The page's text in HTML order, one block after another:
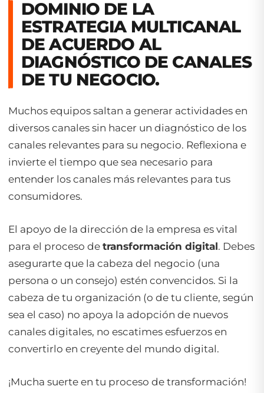
DOMINIO DE LA
ESTRATEGIA MULTICANAL
DE ACUERDO AL
DIAGNÓSTICO DE CANALES
DE TU NEGOCIO.
Muchos equipos saltan a generar actividades en
diversos canales sin hacer un diagnóstico de los
canales relevantes para su negocio. Reflexiona e
invierte el tiempo que sea necesario para
entender los canales más relevantes para tus
consumidores.
El apoyo de la dirección de la empresa es vital
para el proceso de transformación digital. Debes
asegurarte que la cabeza del negocio (una
persona o un consejo) estén convencidos. Si la
cabeza de tu organización (o de tu cliente, según
sea el caso) no apoya la adopción de nuevos
canales digitales, no escatimes esfuerzos en
convertirlo en creyente del mundo digital.
¡Mucha suerte en tu proceso de transformación!